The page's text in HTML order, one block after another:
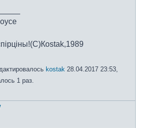
kostak 28.04.2017 23:53,
1 раз.